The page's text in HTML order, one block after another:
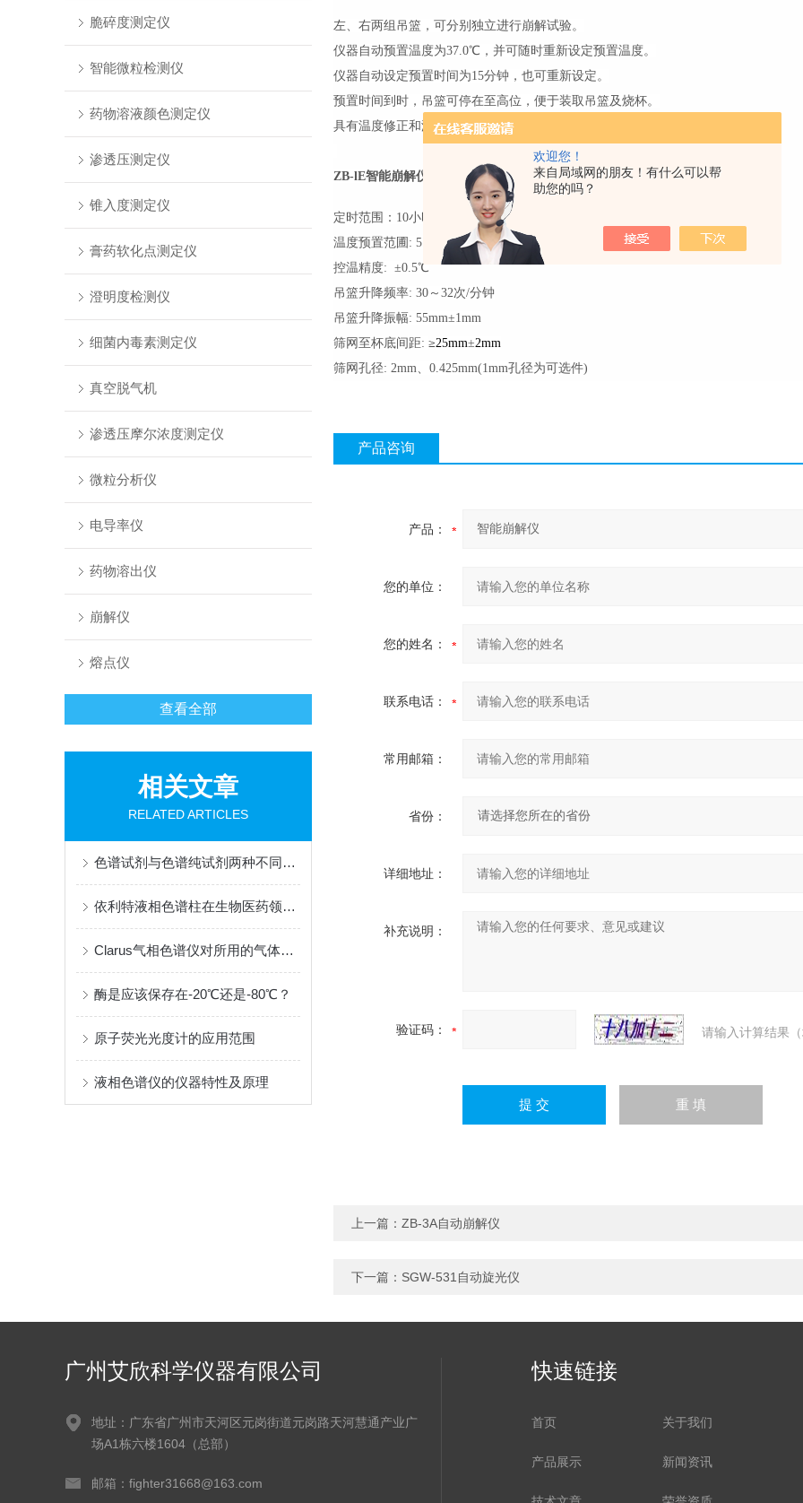
欢迎您！
来自局域网的朋友！有什么可以帮
助您的吗？
脆碎度测定仪
智能微粒检测仪
药物溶液颜色测定仪
渗透压测定仪
锥入度测定仪
膏药软化点测定仪
澄明度检测仪
细菌内毒素测定仪
真空脱气机
渗透压摩尔浓度测定仪
微粒分析仪
电导率仪
药物溶出仪
崩解仪
熔点仪
查看全部
相关文章
RELATED ARTICLES
色谱试剂与色谱纯试剂两种不同概念解析
依利特液相色谱柱在生物医药领域的应用与优势
Clarus气相色谱仪对所用的气体纯度有较高的需求
酶是应该保存在-20℃还是-80℃？
原子荧光光度计的应用范围
液相色谱仪的仪器特性及原理
左、右两组吊篮，可分别独立进行崩解试验。
仪器自动预置温度为37.0℃，并可随时重新设定预置温度。
仪器自动设定预置时间为15分钟，也可重新设定。
预置时间到时，吊篮可停在至高位，便于装取吊篮及烧杯。
具有温度修正和温度超限报警自动保护功能。
ZB-lE智能崩解仪 技术指标：
定时范围：10小时内任意设定，显示分辨率为分
温度预置范圃: 5.0℃（或室温）～40.0℃任意设定，显示分辨率为0.1℃
控温精度: ±0.5℃
吊篮升降频率: 30～32次/分钟
吊篮升降振幅: 55mm±1mm
筛网至杯底间距: ≥25mm±2mm
筛网孔径: 2mm、0.425mm(1mm孔径为可选件)
产品咨询
产品：
您的单位：
您的姓名：
联系电话：
常用邮箱：
省份：
详细地址：
补充说明：
验证码： 请输入计算结果
上一篇： ZB-3A自动崩解仪
下一篇： SGW-531自动旋光仪
广州艾欣科学仪器有限公司
地址：广东省广州市天河区元岗街道元岗路天河慧通产业广
场A1栋六楼1604（总部）
邮箱：fighter31668@163.com
快速链接
首页 关于我们
产品展示 新闻资讯